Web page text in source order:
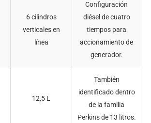
6 cilindros
verticales en
línea
Configuración
diésel de cuatro
tiempos para
accionamiento de
generador.
12,5 L
También
identificado dentro
de la familia
Perkins de 13 litros.